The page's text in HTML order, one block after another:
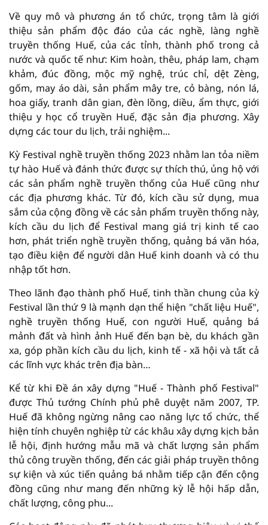
Về quy mô và phương án tổ chức, trọng tâm là giới
thiệu sản phẩm độc đáo của các nghề, làng nghề
truyền thống Huế, của các tỉnh, thành phố trong cả
nước và quốc tế như: Kim hoàn, thêu, pháp lam, chạm
khảm, đúc đồng, mộc mỹ nghệ, trúc chỉ, dệt Zèng,
gốm, may áo dài, sản phẩm mây tre, cỏ bàng, nón lá,
hoa giấy, tranh dân gian, đèn lồng, diều, ẩm thực, giới
thiệu y học cổ truyền Huế, đặc sản địa phương. Xây
dựng các tour du lịch, trải nghiệm...
Kỳ Festival nghề truyền thống 2023 nhằm lan tỏa niềm
tự hào Huế và đánh thức được sự thích thú, ủng hộ với
các sản phẩm nghề truyền thống của Huế cũng như
các địa phương khác. Từ đó, kích cầu sử dụng, mua
sắm của cộng đồng về các sản phẩm truyền thống này,
kích cầu du lịch để Festival mang giá trị kinh tế cao
hơn, phát triển nghề truyền thống, quảng bá văn hóa,
tạo điều kiện để người dân Huế kinh doanh và có thu
nhập tốt hơn.
Theo lãnh đạo thành phố Huế, tinh thần chung của kỳ
Festival lần thứ 9 là mạnh dạn thể hiện "chất liệu Huế",
nghề truyền thống Huế, con người Huế, quảng bá
mảnh đất và hình ảnh Huế đến bạn bè, du khách gần
xa, góp phần kích cầu du lịch, kinh tế - xã hội và tất cả
các lĩnh vực khác trên địa bàn…
Kể từ khi Đề án xây dựng "Huế - Thành phố Festival"
được Thủ tướng Chính phủ phê duyệt năm 2007, TP.
Huế đã không ngừng nâng cao năng lực tổ chức, thể
hiện tính chuyên nghiệp từ các khâu xây dựng kịch bản
lễ hội, định hướng mẫu mã và chất lượng sản phẩm
thủ công truyền thống, đến các giải pháp truyền thông
sự kiện và xúc tiến quảng bá nhằm tiếp cận đến cộng
đồng cũng như mang đến những kỳ lễ hội hấp dẫn,
chất lượng, công phu...